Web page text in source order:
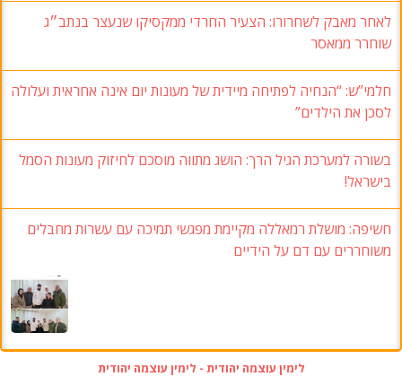
לאחר מאבק לשחרורו: הצעיר החרדי ממקסיקו שנעצר בנתב״ג
שוחרר ממאסר
חלמי”ש: “הנחיה לפתיחה מיידית של מעונות יום אינה אחראית ועלולה
לסכן את הילדים”
בשורה למערכת הגיל הרך: הושג מתווה מוסכם לחיזוק מעונות הסמל
בישראל!
חשיפה: מושלת רמאללה מקיימת מפגשי תמיכה עם עשרות מחבלים
משוחררים עם דם על הידיים
לימין עוצמה יהודית - לימין עוצמה יהודית